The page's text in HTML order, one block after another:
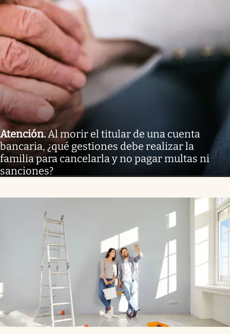
Atención.Al morir el titular de una cuenta
bancaria, ¿qué gestiones debe realizar la
familia para cancelarla y no pagar multas ni
sanciones?